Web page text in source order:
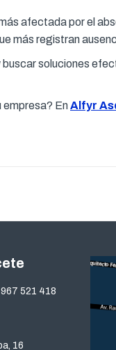
afectada por el
más registran
soluciones
empresa? EnAlfyr
siguiente:
521 418
16